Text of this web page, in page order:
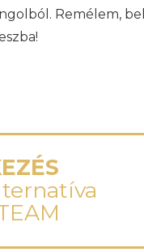
Remélem,